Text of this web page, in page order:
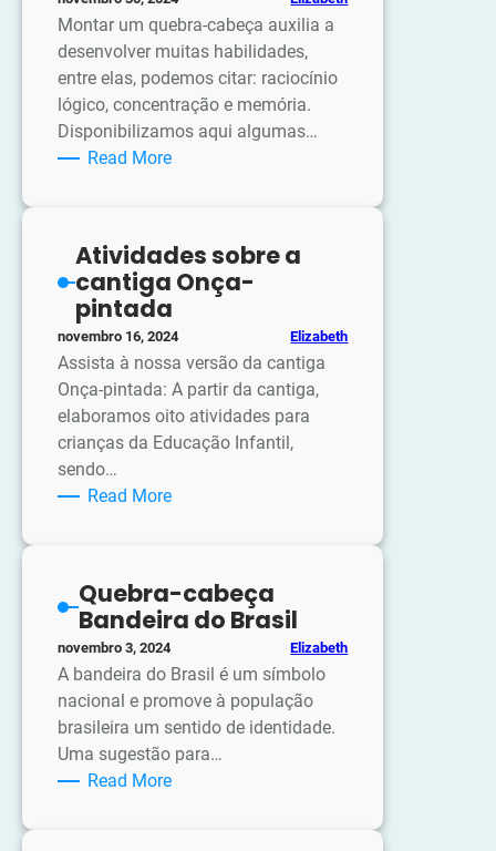
Abacaxi
Montar um quebra-cabeça auxilia a
desenvolver muitas habilidades,
entre elas, podemos citar: raciocínio
lógico, concentração e memória.
Disponibilizamos aqui algumas…
Read More:
Atividades sobre a
cantiga Onça-
pintada
novembro 16, 2024 Elizabeth
Assista à nossa versão da cantiga
Onça-pintada: A partir da cantiga,
elaboramos oito atividades para
crianças da Educação Infantil,
sendo…
Read More:
cantiga
Onça-
pintada
Quebra-cabeça
Bandeira do Brasil
novembro 3, 2024 Elizabeth
A bandeira do Brasil é um símbolo
nacional e promove à população
brasileira um sentido de identidade.
Uma sugestão para…
Read More: